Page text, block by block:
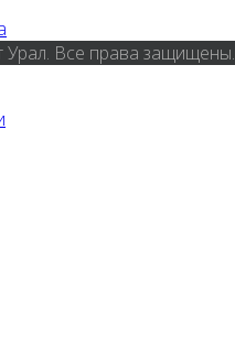
Урал. Все права защищены.